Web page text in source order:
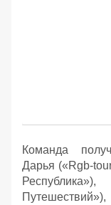
Команда
Дарья («Rgb-